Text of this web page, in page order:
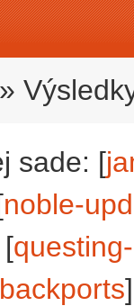
»
sade: [
noble-